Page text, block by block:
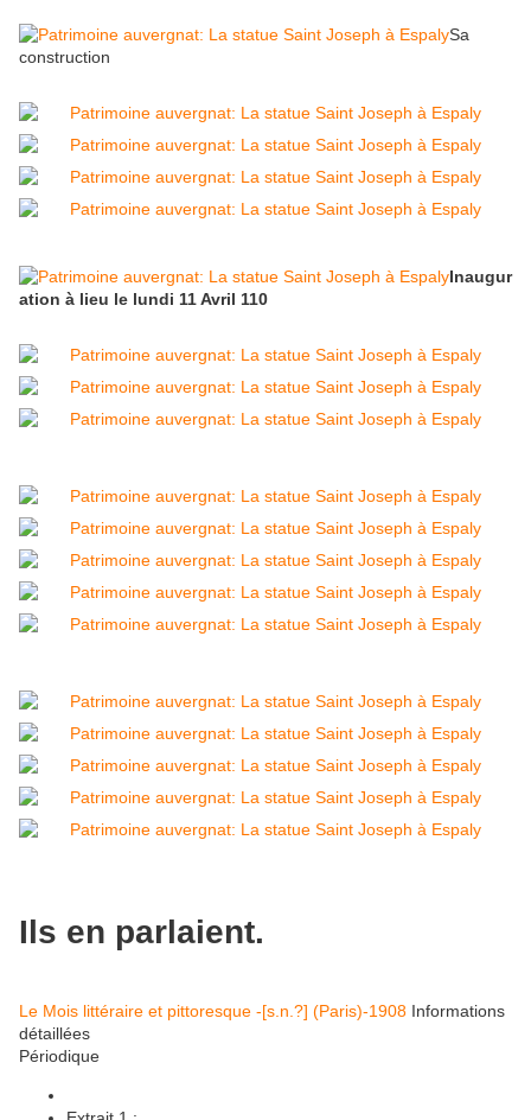
Sa
construction
Inaugur
ation à lieu le lundi 11 Avril 110
Ils en parlaient.
Le Mois littéraire et pittoresque -[s.n.?] (Paris)-1908 Informations
détaillées
Périodique